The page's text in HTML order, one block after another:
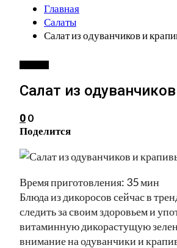
Главная
Салаты
Салат из одуванчиков и
Салат из
0 0
Поделится
Время приготовления: 35 мин
Блюда из дикоросов сейчас в
следить за своим здоровьем и
витаминную дикорастущую
внимание на одуванчики и